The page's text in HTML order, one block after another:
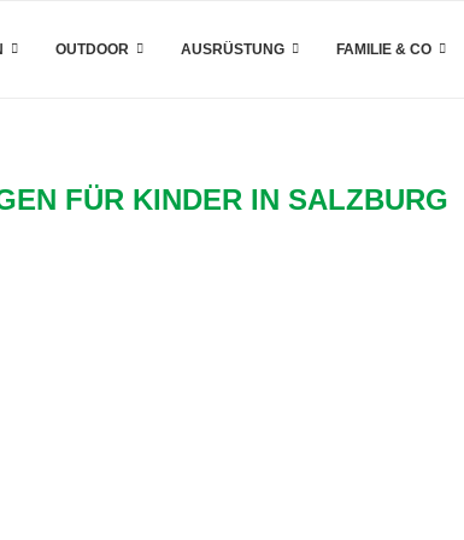
OUTDOOR AUSRÜSTUNG FAMILIE & CO
FÜR KINDER IN SALZBURG